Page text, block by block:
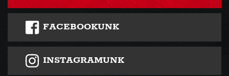
FACEBOOKUNK
INSTAGRAMUNK